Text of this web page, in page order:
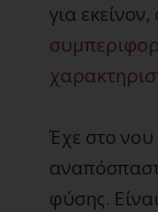
για
Έχε στο νου
φύσης.